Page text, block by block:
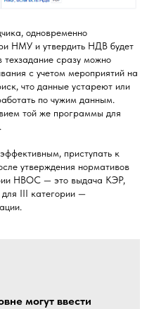
одновременно
НМУ и утвердить НДВ будет
сразу можно
с учетом мероприятий на
что данные устареют или
по чужим данным.
той же программы для
приступать к
утверждения нормативов
НВОС — это выдача КЭР,
III категории —
могут ввести